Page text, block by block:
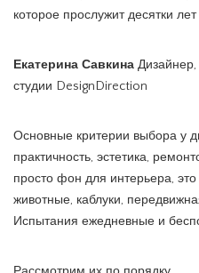
Екатерина Савкина Дизайнер,
студии DesignDirection
Основные критерии выбора у
практичность, эстетика,
просто фон для интерьера,
животные, каблуки,
Испытания ежедневные и